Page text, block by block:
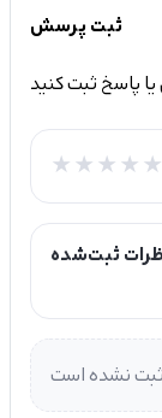
ثبت پرسش
ثبت‌شده